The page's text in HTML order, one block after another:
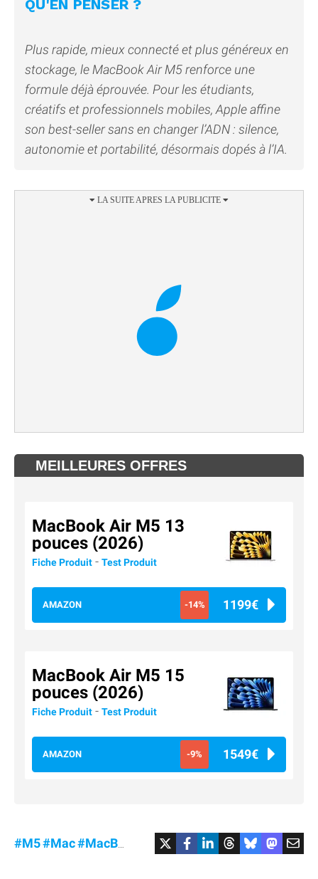
QU'EN PENSER ?
Plus rapide, mieux connecté et plus généreux en
stockage, le MacBook Air M5 renforce une
formule déjà éprouvée. Pour les étudiants,
créatifs et professionnels mobiles, Apple affine
son best-seller sans en changer l’ADN : silence,
autonomie et portabilité, désormais dopés à l’IA.
MEILLEURES OFFRES
MacBook Air M5 13
pouces (2026)
Fiche Produit - Test Produit
AMAZON -14% 1199€
MacBook Air M5 15
pouces (2026)
Fiche Produit - Test Produit
AMAZON -9% 1549€
#M5#Mac#MacBookAir #Promo